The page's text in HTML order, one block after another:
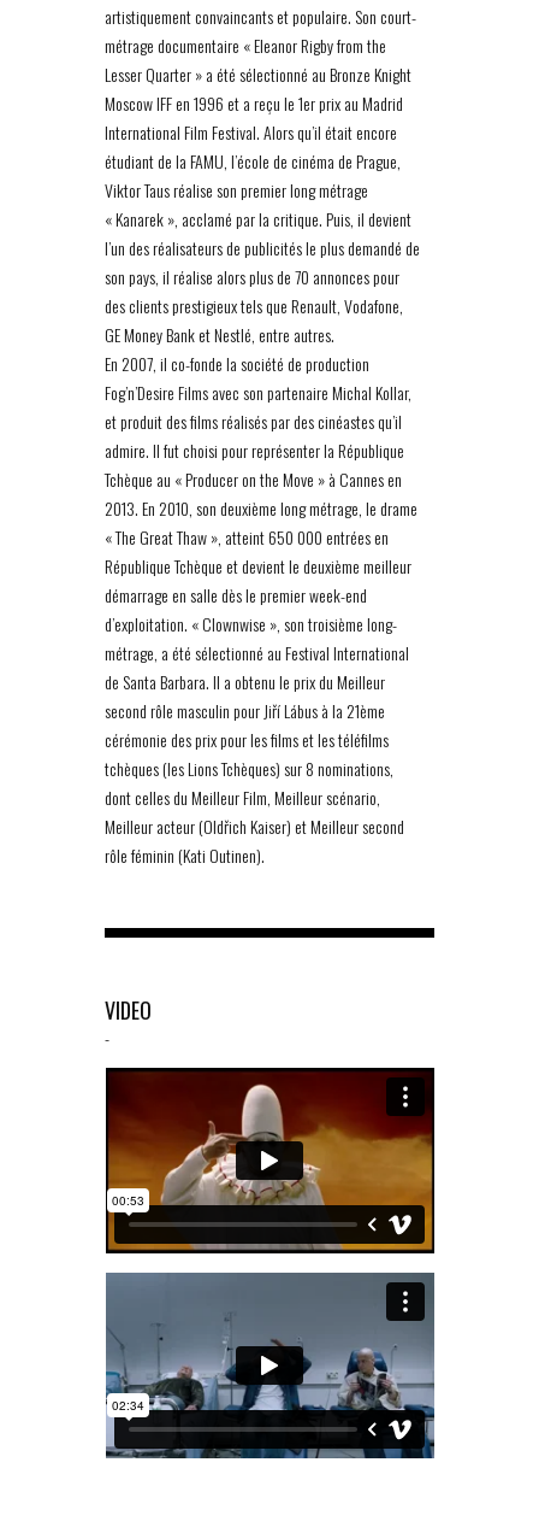
artistiquement convaincants et populaire. Son court-
métrage documentaire « Eleanor Rigby from the
Lesser Quarter » a été sélectionné au Bronze Knight
Moscow IFF en 1996 et a reçu le 1er prix au Madrid
International Film Festival. Alors qu’il était encore
étudiant de la FAMU, l’école de cinéma de Prague,
Viktor Taus réalise son premier long métrage
« Kanarek », acclamé par la critique. Puis, il devient
l’un des réalisateurs de publicités le plus demandé de
son pays, il réalise alors plus de 70 annonces pour
des clients prestigieux tels que Renault, Vodafone,
GE Money Bank et Nestlé, entre autres.
En 2007, il co-fonde la société de production
Fog’n’Desire Films avec son partenaire Michal Kollar,
et produit des films réalisés par des cinéastes qu’il
admire. Il fut choisi pour représenter la République
Tchèque au « Producer on the Move » à Cannes en
2013. En 2010, son deuxième long métrage, le drame
« The Great Thaw », atteint 650 000 entrées en
République Tchèque et devient le deuxième meilleur
démarrage en salle dès le premier week-end
d’exploitation. « Clownwise », son troisième long-
métrage, a été sélectionné au Festival International
de Santa Barbara. Il a obtenu le prix du Meilleur
second rôle masculin pour Jiří Lábus à la 21ème
cérémonie des prix pour les films et les téléfilms
tchèques (les Lions Tchèques) sur 8 nominations,
dont celles du Meilleur Film, Meilleur scénario,
Meilleur acteur (Oldřich Kaiser) et Meilleur second
rôle féminin (Kati Outinen).
VIDEO
-